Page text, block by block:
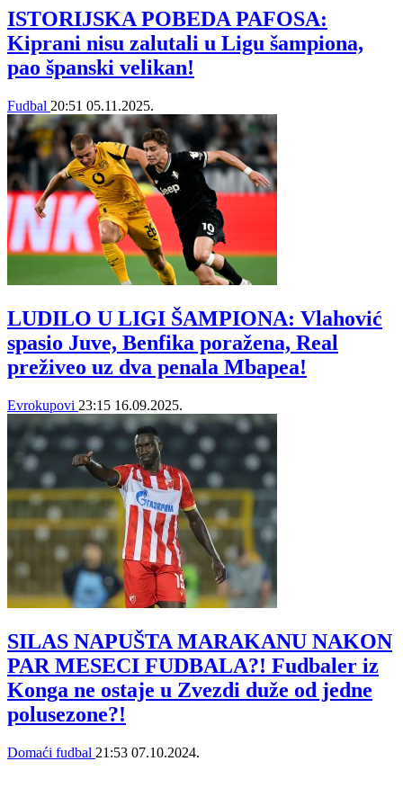
ISTORIJSKA POBEDA PAFOSA:
Kiprani nisu zalutali u Ligu šampiona,
pao španski velikan!
Fudbal 20:51 05.11.2025.
LUDILO U LIGI ŠAMPIONA: Vlahović
spasio Juve, Benfika poražena, Real
preživeo uz dva penala Mbapea!
Evrokupovi 23:15 16.09.2025.
SILAS NAPUŠTA MARAKANU NAKON
PAR MESECI FUDBALA?! Fudbaler iz
Konga ne ostaje u Zvezdi duže od jedne
polusezone?!
Domaći fudbal 21:53 07.10.2024.